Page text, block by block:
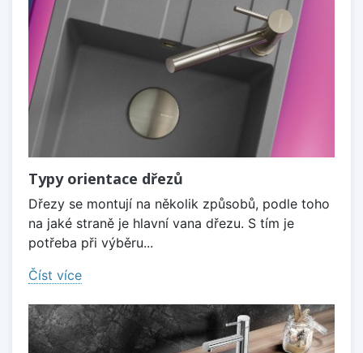
Typy orientace dřezů
Dřezy se montují na několik způsobů, podle toho
na jaké straně je hlavní vana dřezu. S tím je
potřeba při výběru...
Číst více